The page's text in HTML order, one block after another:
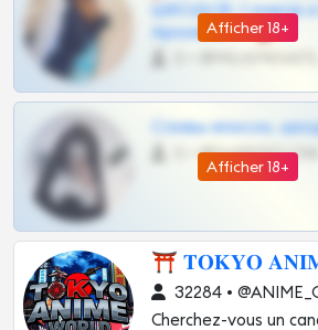
Afficher 18+
ШКОДОВ Сливов и
Архивов ТГ 🔞💎
Afficher 18+
Сливы вписок,
0 •
⛩ 𝐓𝐎𝐊𝐘𝐎
32284 •
Cherchez-vous un